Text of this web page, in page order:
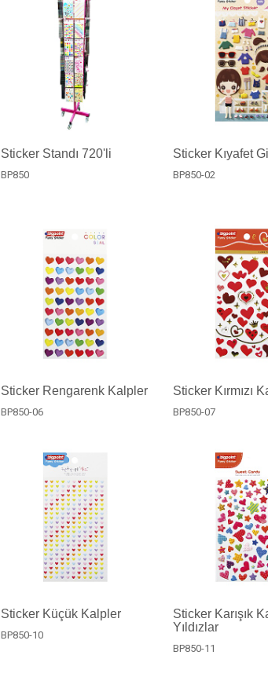
Sticker Standı 720'li
BP850
Sticker Kıyafet
BP850-02
Sticker Rengarenk Kalpler
BP850-06
Sticker Kırmızı
BP850-07
Sticker Küçük Kalpler
BP850-10
Sticker Karışık
Yıldızlar
BP850-11